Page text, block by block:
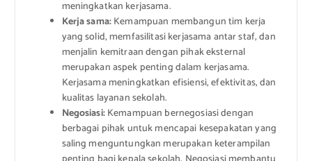
meningkatkan kerjasama.
Kerja sama:Kemampuan membangun tim kerja
yang solid, memfasilitasi kerjasama antar staf, dan
menjalin kemitraan dengan pihak eksternal
merupakan aspek penting dalam kerjasama.
Kerjasama meningkatkan efisiensi, efektivitas, dan
kualitas layanan sekolah.
Negosiasi:Kemampuan bernegosiasi dengan
berbagai pihak untuk mencapai kesepakatan yang
saling menguntungkan merupakan keterampilan